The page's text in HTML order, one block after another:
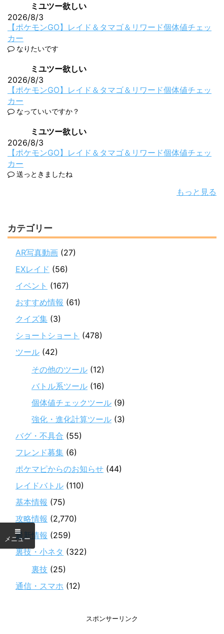
ミユツー欲しい
2026/8/3
【ポケモンGO】レイド＆タマゴ＆リワード個体値チェッ
カー
なりたいです
ミユツー欲しい
2026/8/3
【ポケモンGO】レイド＆タマゴ＆リワード個体値チェッ
カー
なっていいですか？
ミユツー欲しい
2026/8/3
【ポケモンGO】レイド＆タマゴ＆リワード個体値チェッ
カー
送っときましたね
もっと見る
カテゴリー
AR写真動画 (27)
EXレイド (56)
イベント (167)
おすすめ情報 (61)
クイズ集 (3)
ショートショート (478)
ツール (42)
その他のツール (12)
バトル系ツール (16)
個体値チェックツール (9)
強化・進化計算ツール (3)
バグ・不具合 (55)
フレンド募集 (6)
ポケマピからのお知らせ (44)
レイドバトル (110)
基本情報 (75)
攻略情報 (2,770)
最新情報 (259)
裏技・小ネタ (322)
裏技 (25)
通信・スマホ (12)
スポンサーリンク